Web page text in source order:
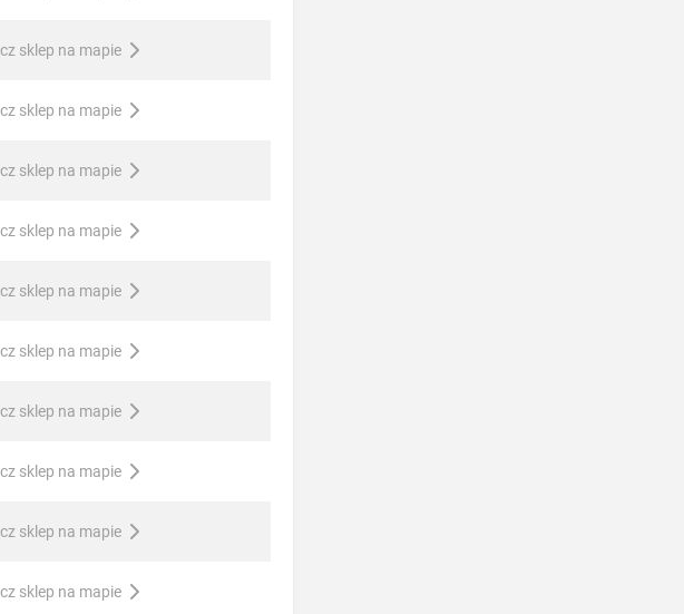
sklep na mapie
sklep na mapie
sklep na mapie
sklep na mapie
sklep na mapie
sklep na mapie
sklep na mapie
sklep na mapie
sklep na mapie
sklep na mapie